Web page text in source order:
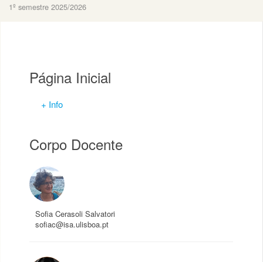
1º semestre 2025/2026
Página Inicial
+ Info
Corpo Docente
Sofia Cerasoli Salvatori
sofiac@isa.ulisboa.pt